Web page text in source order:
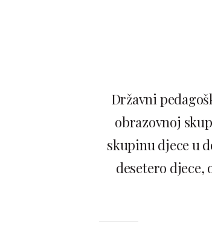
Državni
obrazovnoj
skupinu djece u
desetero djece,